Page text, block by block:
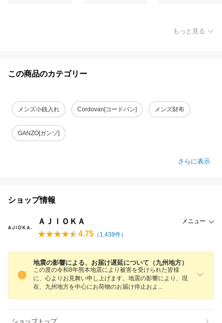
もっと見る
この商品のカテゴリー
メンズ小銭入れ Cordovan[コードバン] メンズ財布
GANZO[ガンゾ]
さらに表示
ショップ情報
ＡＪＩＯＫＡ メニュー
4.75 （ 1,439件）
地震の影響による、お届け遅延について（九州地方）
この度の令和8年熊本地震により被害を受けられた皆様
に、心よりお見舞い申し上げます。地震の影響により、現
在、九州地方を中心にお荷物のお届け停止およ
ショップトップ